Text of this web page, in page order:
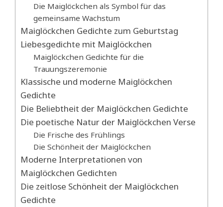
Die Maiglöckchen als Symbol für das
gemeinsame Wachstum
Maiglöckchen Gedichte zum Geburtstag
Liebesgedichte mit Maiglöckchen
Maiglöckchen Gedichte für die
Trauungszeremonie
Klassische und moderne Maiglöckchen
Gedichte
Die Beliebtheit der Maiglöckchen Gedichte
Die poetische Natur der Maiglöckchen Verse
Die Frische des Frühlings
Die Schönheit der Maiglöckchen
Moderne Interpretationen von
Maiglöckchen Gedichten
Die zeitlose Schönheit der Maiglöckchen
Gedichte